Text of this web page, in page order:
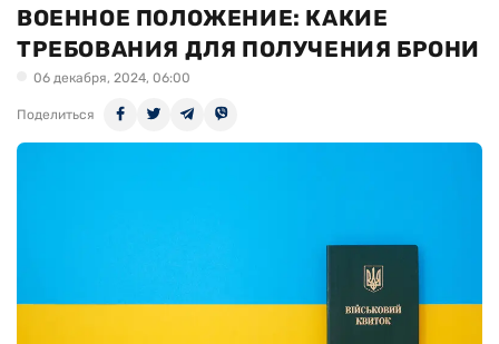
ВОЕННОЕ ПОЛОЖЕНИЕ: КАКИЕ
ТРЕБОВАНИЯ ДЛЯ ПОЛУЧЕНИЯ БРОНИ
06 декабря, 2024, 06:00
Поделиться